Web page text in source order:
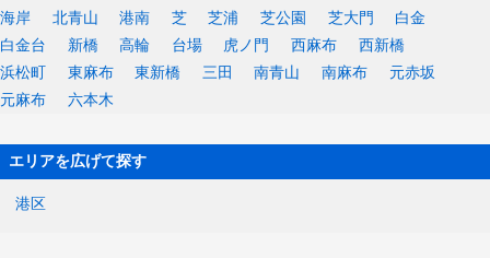
海岸
北青山 港南 芝 芝浦 芝公園 芝大門
白金
白金台
新橋 高輪 台場 虎ノ門 西麻布
西新橋
浜松町
東麻布 東新橋 三田 南青山 南麻布
元赤坂
元麻布
六本木
エリアを広げて探す
港区